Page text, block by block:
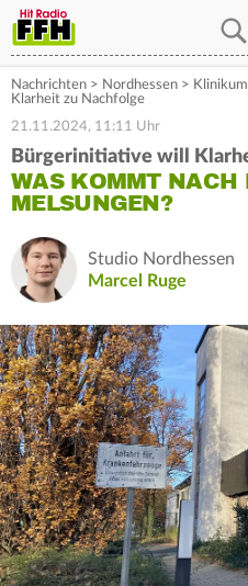
Nachrichten > Nordhessen >
Klarheit zu Nachfolge
21.11.2024, 11:11 Uhr
Bürgerinitiative will
WAS KOMMT
MELSUNGEN?
Studio Nordhessen
Marcel Ruge